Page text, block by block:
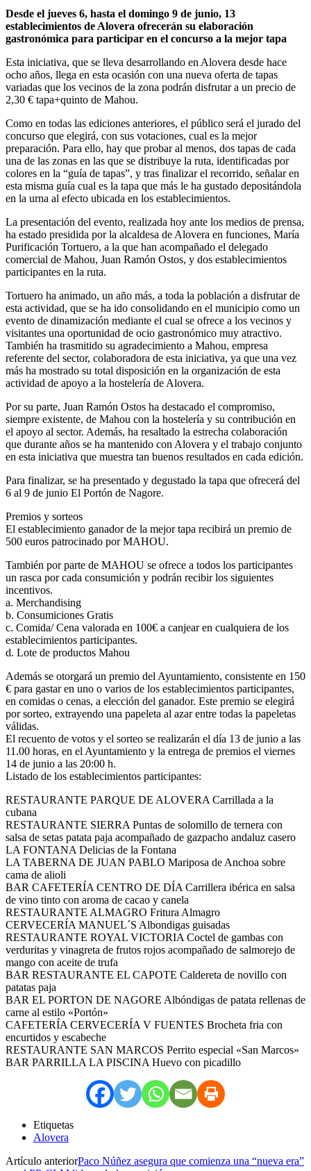
Desde el jueves 6, hasta el domingo 9 de junio, 13
establecimientos de Alovera ofrecerán su elaboración
gastronómica para participar en el concurso a la mejor tapa
Esta iniciativa, que se lleva desarrollando en Alovera desde hace
ocho años, llega en esta ocasión con una nueva oferta de tapas
variadas que los vecinos de la zona podrán disfrutar a un precio de
2,30 € tapa+quinto de Mahou.
Como en todas las ediciones anteriores, el público será el jurado del
concurso que elegirá, con sus votaciones, cual es la mejor
preparación. Para ello, hay que probar al menos, dos tapas de cada
una de las zonas en las que se distribuye la ruta, identificadas por
colores en la “guía de tapas”, y tras finalizar el recorrido, señalar en
esta misma guía cual es la tapa que más le ha gustado depositándola
en la urna al efecto ubicada en los establecimientos.
La presentación del evento, realizada hoy ante los medios de prensa,
ha estado presidida por la alcaldesa de Alovera en funciones, María
Purificación Tortuero, a la que han acompañado el delegado
comercial de Mahou, Juan Ramón Ostos, y dos establecimientos
participantes en la ruta.
Tortuero ha animado, un año más, a toda la población a disfrutar de
esta actividad, que se ha ido consolidando en el municipio como un
evento de dinamización mediante el cual se ofrece a los vecinos y
visitantes una oportunidad de ocio gastronómico muy atractivo.
También ha trasmitido su agradecimiento a Mahou, empresa
referente del sector, colaboradora de esta iniciativa, ya que una vez
más ha mostrado su total disposición en la organización de esta
actividad de apoyo a la hostelería de Alovera.
Por su parte, Juan Ramón Ostos ha destacado el compromiso,
siempre existente, de Mahou con la hostelería y su contribución en
el apoyo al sector. Además, ha resaltado la estrecha colaboración
que durante años se ha mantenido con Alovera y el trabajo conjunto
en esta iniciativa que muestra tan buenos resultados en cada edición.
Para finalizar, se ha presentado y degustado la tapa que ofrecerá del
6 al 9 de junio El Portón de Nagore.
Premios y sorteos
El establecimiento ganador de la mejor tapa recibirá un premio de
500 euros patrocinado por MAHOU.
También por parte de MAHOU se ofrece a todos los participantes
un rasca por cada consumición y podrán recibir los siguientes
incentivos.
a. Merchandising
b. Consumiciones Gratis
c. Comida/ Cena valorada en 100€ a canjear en cualquiera de los
establecimientos participantes.
d. Lote de productos Mahou
Además se otorgará un premio del Ayuntamiento, consistente en 150
€ para gastar en uno o varios de los establecimientos participantes,
en comidas o cenas, a elección del ganador. Este premio se elegirá
por sorteo, extrayendo una papeleta al azar entre todas la papeletas
válidas.
El recuento de votos y el sorteo se realizarán el día 13 de junio a las
11.00 horas, en el Ayuntamiento y la entrega de premios el viernes
14 de junio a las 20:00 h.
Listado de los establecimientos participantes:
RESTAURANTE PARQUE DE ALOVERA Carrillada a la
cubana
RESTAURANTE SIERRA Puntas de solomillo de ternera con
salsa de setas patata paja acompañado de gazpacho andaluz casero
LA FONTANA Delicias de la Fontana
LA TABERNA DE JUAN PABLO Mariposa de Anchoa sobre
cama de alioli
BAR CAFETERÍA CENTRO DE DÍA Carrillera ibérica en salsa
de vino tinto con aroma de cacao y canela
RESTAURANTE ALMAGRO Fritura Almagro
CERVECERÍA MANUEL´S Albondigas guisadas
RESTAURANTE ROYAL VICTORIA Coctel de gambas con
verduritas y vinagreta de frutos rojos acompañado de salmorejo de
mango con aceite de trufa
BAR RESTAURANTE EL CAPOTE Caldereta de novillo con
patatas paja
BAR EL PORTON DE NAGORE Albóndigas de patata rellenas de
carne al estilo «Portón»
CAFETERÍA CERVECERÍA V FUENTES Brocheta fria con
encurtidos y escabeche
RESTAURANTE SAN MARCOS Perrito especial «San Marcos»
BAR PARRILLA LA PISCINA Huevo con picadillo
Etiquetas
Alovera
Artículo anteriorPaco Núñez asegura que comienza una “nueva era”